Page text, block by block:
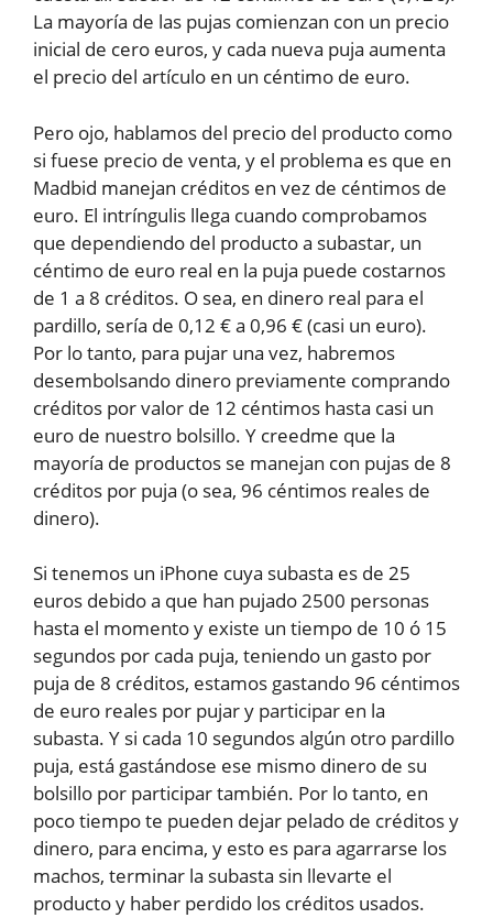
La mayoría de las pujas comienzan con un precio
inicial de cero euros, y cada nueva puja aumenta
el precio del artículo en un céntimo de euro.
Pero ojo, hablamos del precio del producto como
si fuese precio de venta, y el problema es que en
Madbid manejan créditos en vez de céntimos de
euro. El intríngulis llega cuando comprobamos
que dependiendo del producto a subastar, un
céntimo de euro real en la puja puede costarnos
de 1 a 8 créditos. O sea, en dinero real para el
pardillo, sería de 0,12 € a 0,96 € (casi un euro).
Por lo tanto, para pujar una vez, habremos
desembolsando dinero previamente comprando
créditos por valor de 12 céntimos hasta casi un
euro de nuestro bolsillo. Y creedme que la
mayoría de productos se manejan con pujas de 8
créditos por puja (o sea, 96 céntimos reales de
dinero).
Si tenemos un iPhone cuya subasta es de 25
euros debido a que han pujado 2500 personas
hasta el momento y existe un tiempo de 10 ó 15
segundos por cada puja, teniendo un gasto por
puja de 8 créditos, estamos gastando 96 céntimos
de euro reales por pujar y participar en la
subasta. Y si cada 10 segundos algún otro pardillo
puja, está gastándose ese mismo dinero de su
bolsillo por participar también. Por lo tanto, en
poco tiempo te pueden dejar pelado de créditos y
dinero, para encima, y esto es para agarrarse los
machos, terminar la subasta sin llevarte el
producto y haber perdido los créditos usados.